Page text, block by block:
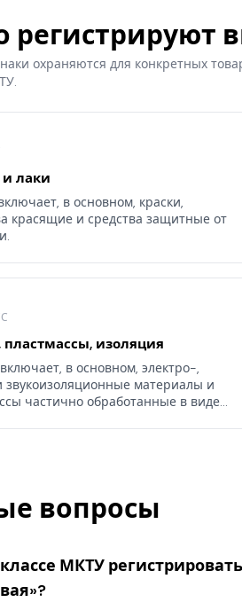
регистрируют
охраняются для конкретных
лаки
в основном, краски,
красящие и средства защитные от
пластмассы, изоляция
включает, в основном, электро-,
звукоизоляционные материалы и
частично обработанные в виде
вопросы
МКТУ